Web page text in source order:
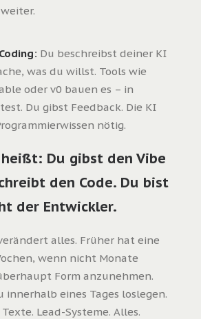
Du beschreibst deiner KI
was du willst. Tools wie
oder v0 bauen es – in
Du gibst Feedback. Die KI
nötig.
Du gibst den Vibe
den Code. Du bist
der Entwickler.
alles. Früher hat eine
wenn nicht Monate
Form anzunehmen.
innerhalb eines Tages loslegen.
Lead-Systeme. Alles.